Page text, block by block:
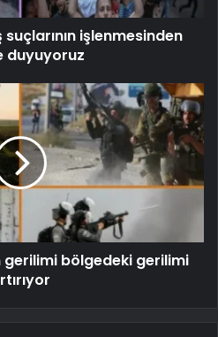
işlenmesinden
duyuyoruz
gerilimi bölgedeki gerilimi